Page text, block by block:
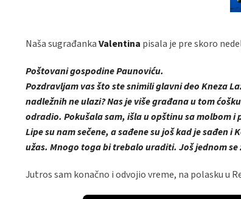
Naša sugrađankaValentina pisala je pre skoro
Poštovani gospodine Paunoviću.
Pozdravljam vas što ste snimili glavni deo Kneza
nadležnih ne ulazi? Nas je više građana u tom
odradio. Pokušala sam, išla u opštinu sa molbom
Lipe su nam sečene, a sađene su još kad je sađen
užas. Mnogo toga bi trebalo uraditi. Još jednom
Jutros sam konačno i odvojio vreme, na polasku u